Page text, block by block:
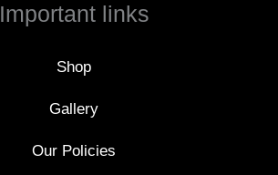
o
Important links
Shop
Gallery
Our Policies